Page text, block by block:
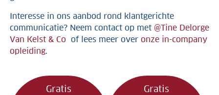
Interesse in ons aanbod rond klantgerichte
communicatie? Neem contact op met @Tine Delorge
Van Kelst & Co of lees meer over onze in-company
opleiding.
Gratis
Gratis